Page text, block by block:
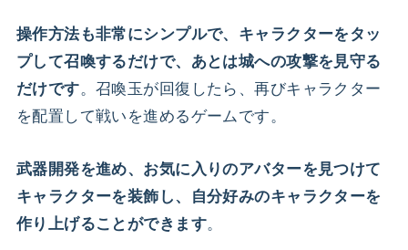
操作方法も非常にシンプルで、キャラクターをタッ
プして召喚するだけで、あとは城への攻撃を見守る
だけです。召喚玉が回復したら、再びキャラクター
を配置して戦いを進めるゲームです。
武器開発を進め、お気に入りのアバターを見つけて
キャラクターを装飾し、自分好みのキャラクターを
作り上げることができます。